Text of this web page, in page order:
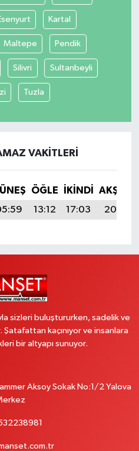
Kartal
Maltepe Pendik
Silivri Sultanbeyli
Tuzla
VAKITLERI
ÖĞLE İKINDI
AKŞAM
13:12 17:03 20:15
sizleri buluştururken, sadelik ve
kaçınıyor ve insanlara
bir altyapı sunuyor.
Aksoy Sokak No:1/2 Yalova